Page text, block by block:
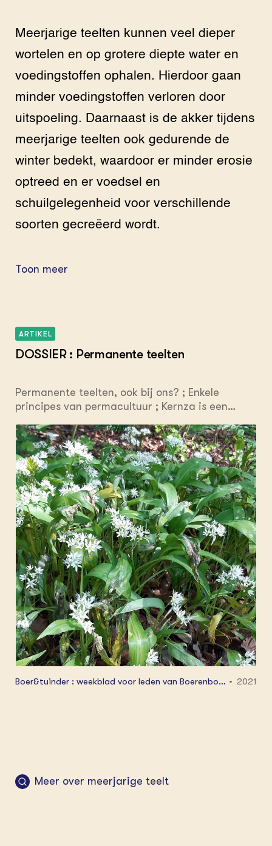
Meerjarige teelten kunnen veel dieper
wortelen en op grotere diepte water en
voedingstoffen ophalen. Hierdoor gaan
minder voedingstoffen verloren door
uitspoeling. Daarnaast is de akker tijdens
meerjarige teelten ook gedurende de
winter bedekt, waardoor er minder erosie
optreed en er voedsel en
schuilgelegenheid voor verschillende
soorten gecreëerd wordt.
Toon meer
ARTIKEL
DOSSIER : Permanente teelten
Permanente teelten, ook bij ons? ; Enkele
principes van permacultuur ; Kernza is een
Boer&tuinder : weekblad voor leden van Boerenbond
2021
Meer over meerjarige teelt